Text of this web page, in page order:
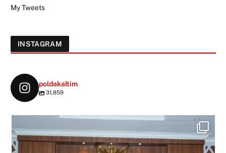
My Tweets
INSTAGRAM
poldakaltim
31,859